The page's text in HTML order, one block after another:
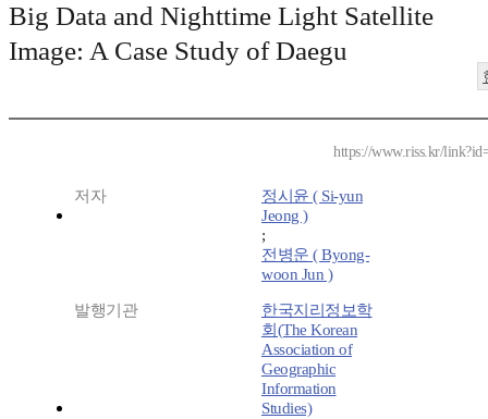
Big Data and Nighttime Light Satellite
Image: A Case Study of Daegu
https://www.riss.kr/
저자
정시윤 ( Si-yun
Jeong )
;
전병운 ( Byong-
woon Jun )
발행기관
한국지리정보학
회(The Korean
Association of
Geographic
Information
Studies)